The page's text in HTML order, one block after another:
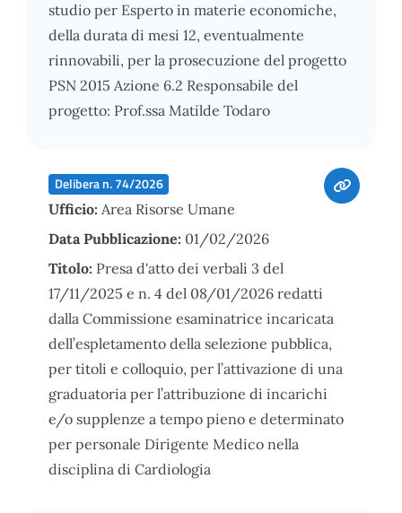
studio per Esperto in materie economiche,
della durata di mesi 12, eventualmente
rinnovabili, per la prosecuzione del progetto
PSN 2015 Azione 6.2 Responsabile del
progetto: Prof.ssa Matilde Todaro
Delibera n. 74/2026
Ufficio: Area Risorse Umane
Data Pubblicazione: 01/02/2026
Titolo: Presa d'atto dei verbali 3 del
17/11/2025 e n. 4 del 08/01/2026 redatti
dalla Commissione esaminatrice incaricata
dell’espletamento della selezione pubblica,
per titoli e colloquio, per l’attivazione di una
graduatoria per l’attribuzione di incarichi
e/o supplenze a tempo pieno e determinato
per personale Dirigente Medico nella
disciplina di Cardiologia